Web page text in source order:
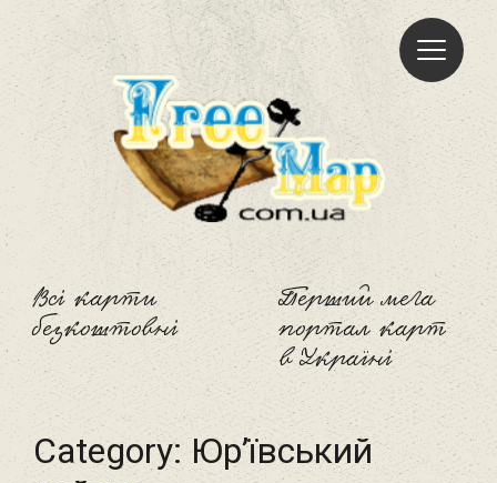
Всі карти
безкоштовні
Freemap
Перший мега
портал карт
в Україні
Category:Юр’ївський